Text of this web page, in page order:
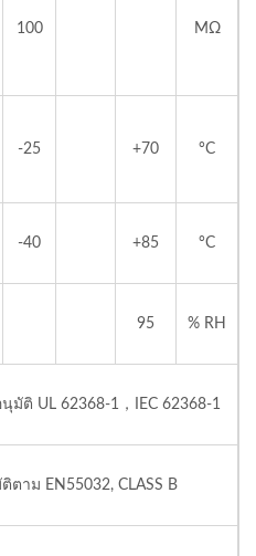
100 MΩ
-25 +70 °C
-40 +85 °C
95 % RH
มัติ UL 62368-1，IEC 62368-1
ตาม EN55032, CLASS B